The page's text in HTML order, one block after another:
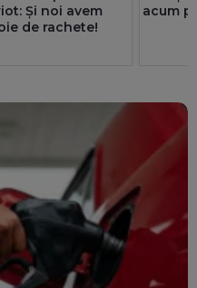
Și noi avem
de rachete!
acum